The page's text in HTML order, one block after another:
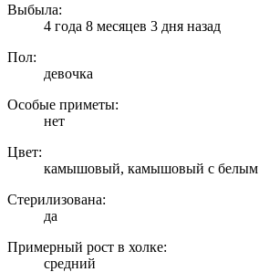
Выбыла:
4 года 8 месяцев 3 дня назад
Пол:
девочка
Особые приметы:
нет
Цвет:
камышовый, камышовый с белым
Стерилизована:
да
Примерный рост в холке:
средний